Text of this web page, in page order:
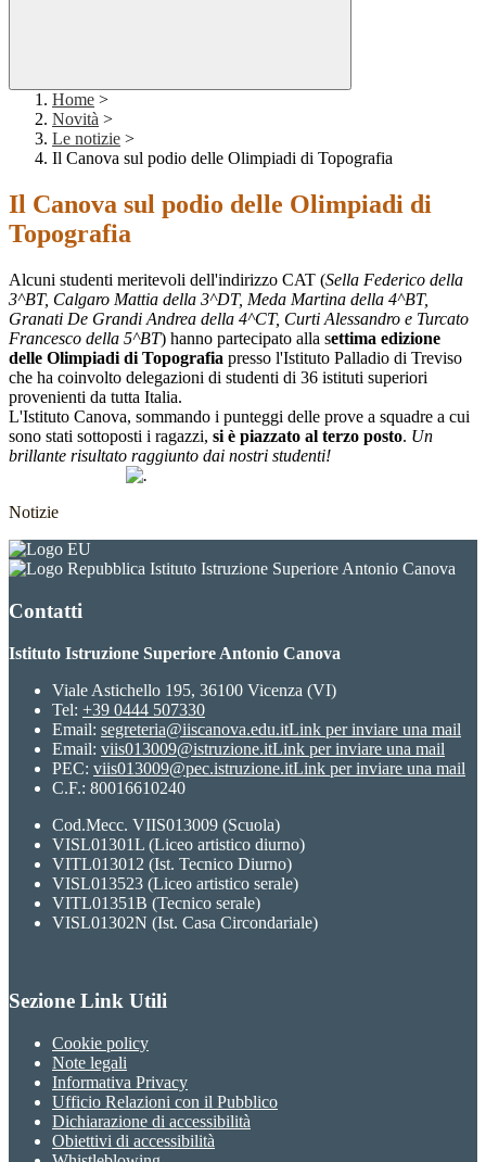
Home >
Novità >
Le notizie >
Il Canova sul podio delle Olimpiadi di Topografia
Il Canova sul podio delle Olimpiadi di
Topografia
Alcuni studenti meritevoli dell'indirizzo CAT (Sella Federico della
3^BT, Calgaro Mattia della 3^DT, Meda Martina della 4^BT,
Granati De Grandi Andrea della 4^CT, Curti Alessandro e Turcato
Francesco della 5^BT) hanno partecipato alla settima edizione
delle Olimpiadi di Topografia presso l'Istituto Palladio di Treviso
che ha coinvolto delegazioni di studenti di 36 istituti superiori
provenienti da tutta Italia.
L'Istituto Canova, sommando i punteggi delle prove a squadre a cui
sono stati sottoposti i ragazzi, si è piazzato al terzo posto. Un
brillante risultato raggiunto dai nostri studenti!
Notizie
Istituto Istruzione Superiore Antonio Canova
Contatti
Istituto Istruzione Superiore Antonio Canova
Viale Astichello 195, 36100 Vicenza (VI)
Tel: +39 0444 507330
Email: segreteria@iiscanova.edu.itLink per inviare una mail
Email: viis013009@istruzione.itLink per inviare una mail
PEC: viis013009@pec.istruzione.itLink per inviare una mail
C.F.: 80016610240
Cod.Mecc. VIIS013009 (Scuola)
VISL01301L (Liceo artistico diurno)
VITL013012 (Ist. Tecnico Diurno)
VISL013523 (Liceo artistico serale)
VITL01351B (Tecnico serale)
VISL01302N (Ist. Casa Circondariale)
Sezione Link Utili
Cookie policy
Note legali
Informativa Privacy
Ufficio Relazioni con il Pubblico
Dichiarazione di accessibilità
Obiettivi di accessibilità